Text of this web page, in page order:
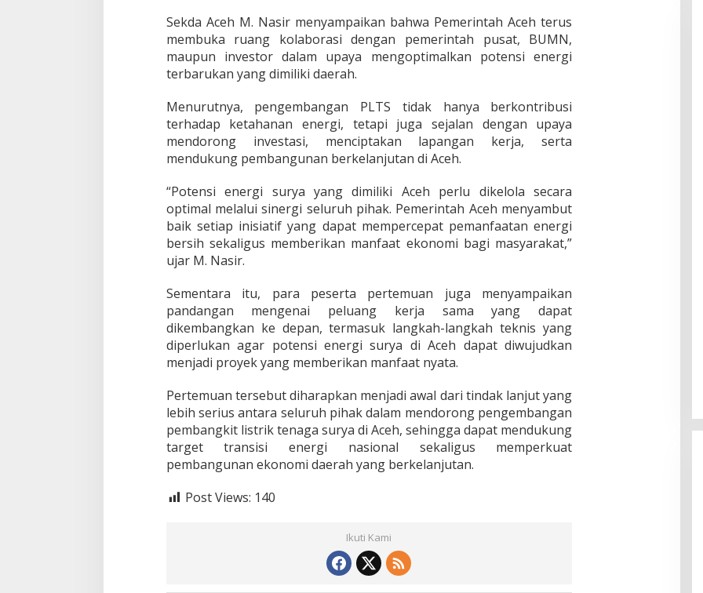
t
r
i
k
T
n
a
g
a
y
a
(
)
d
c
h
Sekda Aceh M. Nasir menyampaikan bahwa Pemerintah Aceh terus
membuka ruang kolaborasi dengan pemerintah pusat, BUMN,
maupun investor dalam upaya mengoptimalkan potensi energi
terbarukan yang dimiliki daerah.
Menurutnya, pengembangan PLTS tidak hanya berkontribusi
terhadap ketahanan energi, tetapi juga sejalan dengan upaya
mendorong investasi, menciptakan lapangan kerja, serta
mendukung pembangunan berkelanjutan di Aceh.
“Potensi energi surya yang dimiliki Aceh perlu dikelola secara
optimal melalui sinergi seluruh pihak. Pemerintah Aceh menyambut
baik setiap inisiatif yang dapat mempercepat pemanfaatan energi
bersih sekaligus memberikan manfaat ekonomi bagi masyarakat,”
ujar M. Nasir.
Sementara itu, para peserta pertemuan juga menyampaikan
pandangan mengenai peluang kerja sama yang dapat
dikembangkan ke depan, termasuk langkah-langkah teknis yang
diperlukan agar potensi energi surya di Aceh dapat diwujudkan
menjadi proyek yang memberikan manfaat nyata.
Pertemuan tersebut diharapkan menjadi awal dari tindak lanjut yang
lebih serius antara seluruh pihak dalam mendorong pengembangan
pembangkit listrik tenaga surya di Aceh, sehingga dapat mendukung
target transisi energi nasional sekaligus memperkuat
pembangunan ekonomi daerah yang berkelanjutan.
Post Views: 140
Ikuti Kami